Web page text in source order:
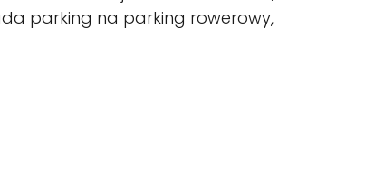
parking na parking rowerowy,